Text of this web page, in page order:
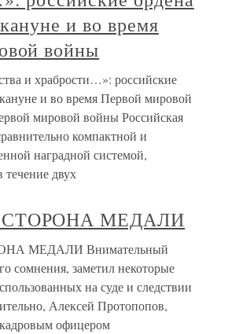
и во время
войны
и храбрости…»: российские
и во время Первой мировой
мировой войны Российская
компактной и
наградной системой,
двух
МЕДАЛИ
МЕДАЛИ Внимательный
сомнения, заметил некоторые
на суде и следствии
Алексей Протопопов,
офицером